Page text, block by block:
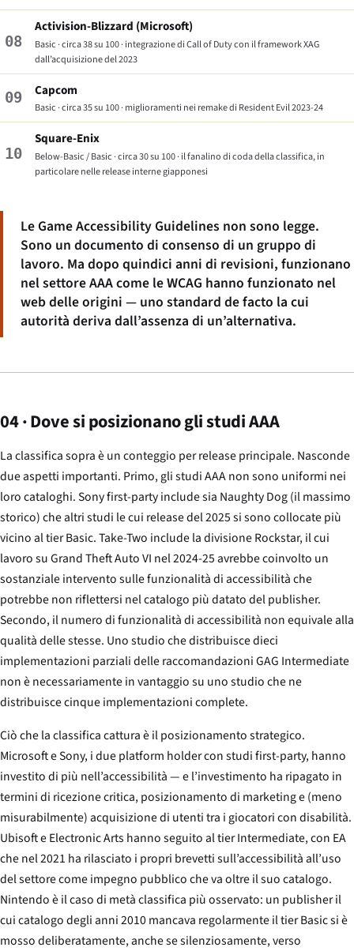
08
Activision-Blizzard (Microsoft)
Basic · circa 38 su 100 · integrazione diCall of Dutycon il framework XAG
dall’acquisizione del 2023
09 Capcom
Basic · circa 35 su 100 · miglioramenti nei remake di Resident Evil2023-24
10
Square-Enix
Below-Basic / Basic · circa 30 su 100 · il fanalino di coda della classifica, in
particolare nelle release interne giapponesi
Le Game Accessibility Guidelines non sono legge.
Sono un documento di consenso di un gruppo di
lavoro. Ma dopo quindici anni di revisioni, funzionano
nel settore AAA come le WCAG hanno funzionato nel
web delle origini — uno standard de facto la cui
autorità deriva dall’assenza di un’alternativa.
04 · Dove si posizionano gli studi AAA
La classifica sopra è un conteggio per release principale. Nasconde
due aspetti importanti. Primo, gli studi AAA non sono uniformi nei
loro cataloghi. Sony first-party include sia Naughty Dog (il massimo
storico) che altri studi le cui release del 2025 si sono collocate più
vicino al tier Basic. Take-Two include la divisione Rockstar, il cui
lavoro suGrand Theft Auto VI nel 2024-25 avrebbe coinvolto un
sostanziale intervento sulle funzionalità di accessibilità che
potrebbe non riflettersi nel catalogo più datato del publisher.
Secondo, il numero di funzionalità di accessibilità non equivale alla
qualità delle stesse. Uno studio che distribuisce dieci
implementazioni parziali delle raccomandazioni GAG Intermediate
non è necessariamente in vantaggio su uno studio che ne
distribuisce cinque implementazioni complete.
Ciò che la classifica cattura è il posizionamento strategico.
Microsoft e Sony, i due platform holder con studi first-party, hanno
investito di più nell’accessibilità — e l’investimento ha ripagato in
termini di ricezione critica, posizionamento di marketing e (meno
misurabilmente) acquisizione di utenti tra i giocatori con disabilità.
Ubisoft e Electronic Arts hanno seguito al tier Intermediate, con EA
che nel 2021 ha rilasciato i propri brevetti sull’accessibilità all’uso
del settore come impegno pubblico che va oltre il suo catalogo.
Nintendo è il caso di metà classifica più osservato: un publisher il
cui catalogo degli anni 2010 mancava regolarmente il tier Basic si è
mosso deliberatamente, anche se silenziosamente, verso